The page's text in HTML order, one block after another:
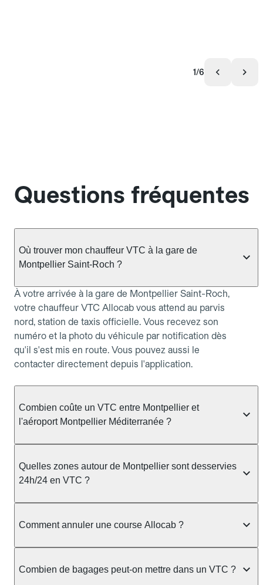
1/6
Questions fréquentes
Où trouver mon chauffeur VTC à la gare de
Montpellier Saint-Roch ?
À votre arrivée à la gare de Montpellier Saint-Roch,
votre chauffeur VTC Allocab vous attend au parvis
nord, station de taxis officielle. Vous recevez son
numéro et la photo du véhicule par notification dès
qu'il s'est mis en route. Vous pouvez aussi le
contacter directement depuis l'application.
Combien coûte un VTC entre Montpellier et
l'aéroport Montpellier Méditerranée ?
Montpellier Méditerranée coûte généralement à
partir de 26,8 €, pour une durée d'environ 15–25
suivi de vol : si votre avion a du retard, votre
chauffeur ajuste automatiquement son heure de
Quelles zones autour de Montpellier sont desservies
24h/24 en VTC ?
communes voisines : Montpellier, Lattes,
Saint-Jean-de-Védas, accessible 24h/24 sur
réservation. Pour les trajets de nuit (entre 22h et
Comment annuler une course Allocab ?
l'application, rubrique Mes réservations. Pour une
Combien de bagages peut-on mettre dans un VTC ?